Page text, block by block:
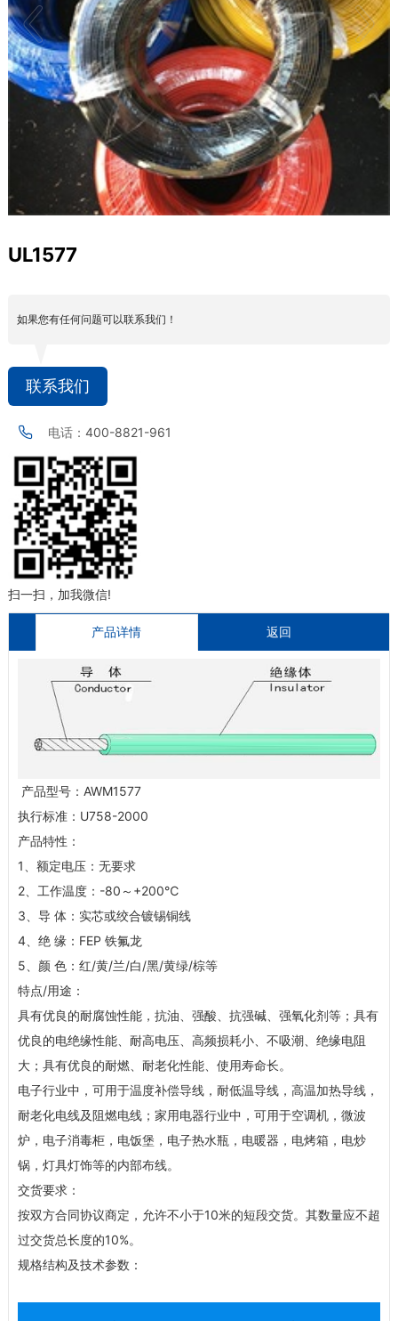
UL1577
如果您有任何问题可以联系我们！
联系我们
电话： 400-8821-961
扫一扫，加我微信!
产品详情 返回
产品型号：AWM1577
执行标准：U758-2000
产品特性：
1、额定电压：无要求
2、工作温度：-80～+200℃
3、导 体：实芯或绞合镀锡铜线
4、绝 缘：FEP 铁氟龙
5、颜 色：红/黄/兰/白/黑/黄绿/棕等
特点/用途：
具有优良的耐腐蚀性能，抗油、强酸、抗强碱、强氧化剂等；具有
优良的电绝缘性能、耐高电压、高频损耗小、不吸潮、绝缘电阻
大；具有优良的耐燃、耐老化性能、使用寿命长。
电子行业中，可用于温度补偿导线，耐低温导线，高温加热导线，
耐老化电线及阻燃电线；家用电器行业中，可用于空调机，微波
炉，电子消毒柜，电饭堡，电子热水瓶，电暖器，电烤箱，电炒
锅，灯具灯饰等的内部布线。
交货要求：
按双方合同协议商定，允许不小于10米的短段交货。其数量应不超
过交货总长度的10%。
规格结构及技术参数：